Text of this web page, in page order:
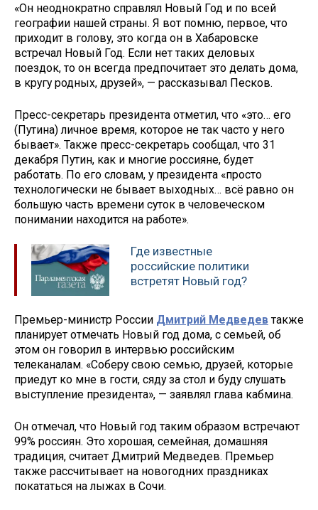
«Он неоднократно справлял Новый Год и по всей
географии нашей страны. Я вот помню, первое, что
приходит в голову, это когда он в Хабаровске
встречал Новый Год. Если нет таких деловых
поездок, то он всегда предпочитает это делать дома,
в кругу родных, друзей», — рассказывал Песков.
Пресс-секретарь президента отметил, что «это… его
(Путина) личное время, которое не так часто у него
бывает». Также пресс-секретарь сообщал, что 31
декабря Путин, как и многие россияне, будет
работать. По его словам, у президента «просто
технологически не бывает выходных… всё равно он
большую часть времени суток в человеческом
понимании находится на работе».
Где известные
российские политики
встретят Новый год?
Премьер-министр России Дмитрий Медведев также
планирует отмечать Новый год дома, с семьей, об
этом он говорил в интервью российским
телеканалам. «Соберу свою семью, друзей, которые
приедут ко мне в гости, сяду за стол и буду слушать
выступление президента», — заявлял глава кабмина.
Он отмечал, что Новый год таким образом встречают
99% россиян. Это хорошая, семейная, домашняя
традиция, считает Дмитрий Медведев. Премьер
также рассчитывает на новогодних праздниках
покататься на лыжах в Сочи.